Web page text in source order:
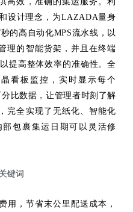
设计理念，为LAZADA量身
的高自动化MPS流水线，以
理的智能货架，并且在终端
提高整体效率的准确性。全
看板监控，实时显示每个
比数据，让管理者时刻了解
完全实现了无纸化、智能化
包裹集运日期可以灵活修
用，节省末公里配送成本，